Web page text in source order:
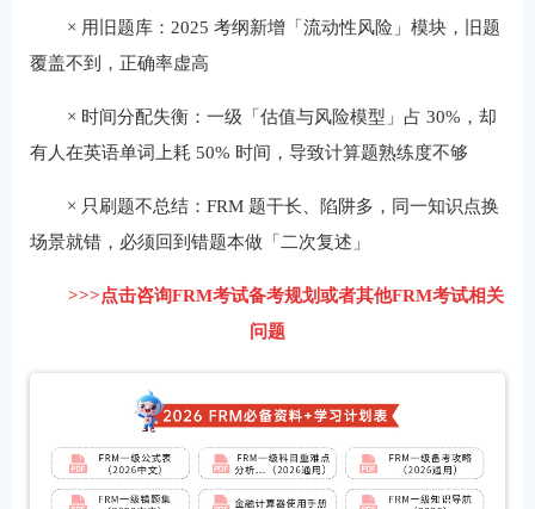
× 用旧题库：2025 考纲新增「流动性风险」模块，旧题
覆盖不到，正确率虚高
× 时间分配失衡：一级「估值与风险模型」占 30%，却
有人在英语单词上耗 50% 时间，导致计算题熟练度不够
× 只刷题不总结：FRM 题干长、陷阱多，同一知识点换
场景就错，必须回到错题本做「二次复述」
>>>点击咨询FRM考试备考规划或者其他FRM考试相关
问题